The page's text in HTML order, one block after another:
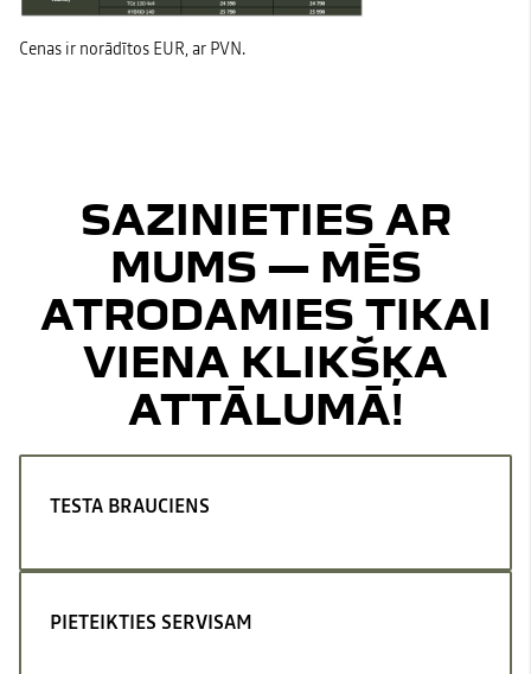
Cenas ir norādītos EUR, ar PVN.
SAZINIETIES AR
MUMS — MĒS
ATRODAMIES TIKAI
VIENA KLIKŠĶA
ATTĀLUMĀ!
TESTA BRAUCIENS
PIETEIKTIES SERVISAM